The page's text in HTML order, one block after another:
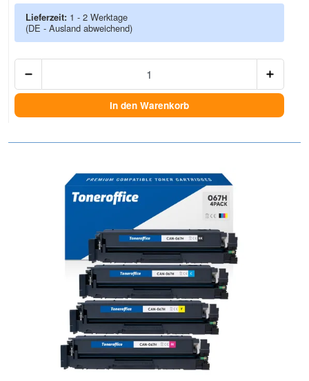
Lieferzeit: 1 - 2 Werktage
(DE - Ausland abweichend)
In den Warenkorb